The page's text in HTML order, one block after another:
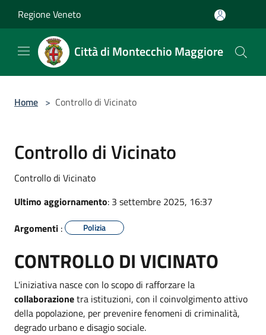
Regione Veneto
Città di Montecchio Maggiore
Home > Controllo di Vicinato
Controllo di Vicinato
Controllo di Vicinato
Ultimo aggiornamento: 3 settembre 2025, 16:37
Argomenti : Polizia
CONTROLLO DI VICINATO
L'iniziativa nasce con lo scopo di rafforzare la
collaborazionetra istituzioni, con il coinvolgimento attivo
della popolazione, per prevenire fenomeni di criminalità,
degrado urbano e disagio sociale.